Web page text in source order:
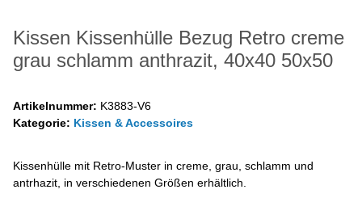
Kissen Kissenhülle Bezug Retro creme
grau schlamm anthrazit, 40x40 50x50
Artikelnummer: K3883-V6
Kategorie: Kissen & Accessoires
Kissenhülle mit Retro-Muster in creme, grau, schlamm und
antrhazit, in verschiedenen Größen erhältlich.